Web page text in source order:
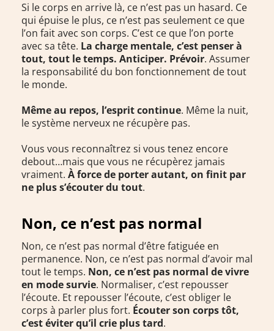
Si le corps en arrive là, ce n’est pas un hasard. Ce
qui épuise le plus, ce n’est pas seulement ce que
l’on fait avec son corps. C’est ce que l’on porte
avec sa tête. La charge mentale, c’est penser à
tout, tout le temps. Anticiper. Prévoir. Assumer
la responsabilité du bon fonctionnement de tout
le monde.
Même au repos, l’esprit continue. Même la nuit,
le système nerveux ne récupère pas.
Vous vous reconnaîtrez si vous tenez encore
debout…mais que vous ne récupèrez jamais
vraiment. À force de porter autant, on finit par
ne plus s’écouter du tout.
Non, ce n’est pas normal
Non, ce n’est pas normal d’être fatiguée en
permanence. Non, ce n’est pas normal d’avoir mal
tout le temps. Non, ce n’est pas normal de vivre
en mode survie. Normaliser, c’est repousser
l’écoute. Et repousser l’écoute, c’est obliger le
corps à parler plus fort. Écouter son corps tôt,
c’est éviter qu’il crie plus tard.